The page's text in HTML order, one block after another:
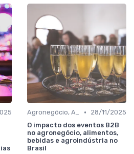
Agronegócio, Alimentos, Bebidas e Agroindústria •
28/11/2025
O impacto dos eventos B2B
no agronegócio, alimentos,
bebidas e agroindústria no
Brasil